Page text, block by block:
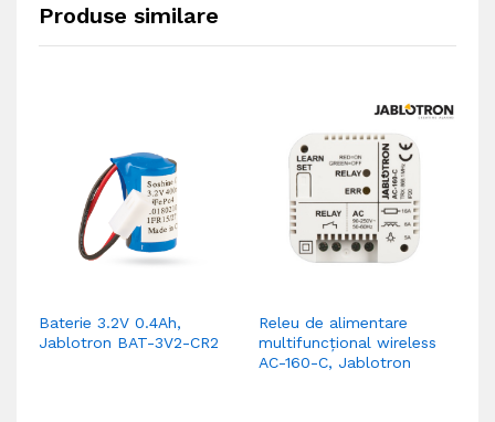
Produse similare
Baterie 3.2V 0.4Ah,
Jablotron BAT-3V2-CR2
Releu de alimentare
multifuncțional wireless
AC-160-C, Jablotron